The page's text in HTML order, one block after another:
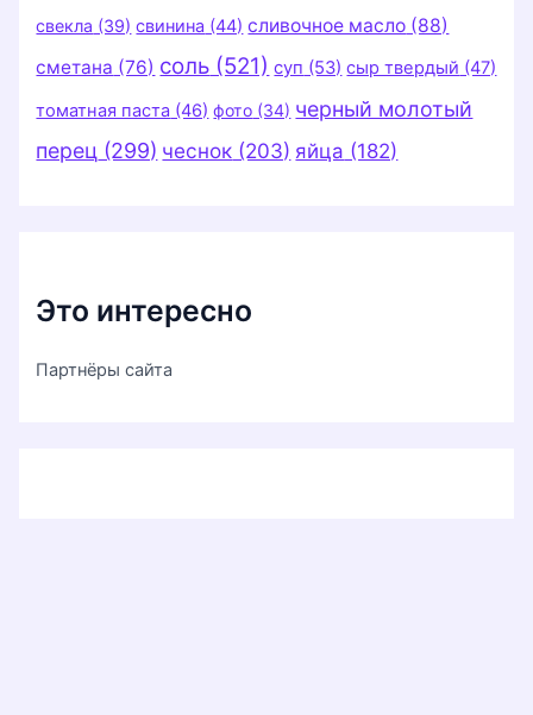
свекла (39) свинина (44) сливочное масло (88)
сметана (76) соль (521) суп (53) сыр твердый (47)
томатная паста (46) фото (34) черный молотый
перец (299) чеснок (203) яйца (182)
Это интересно
Партнёры сайта